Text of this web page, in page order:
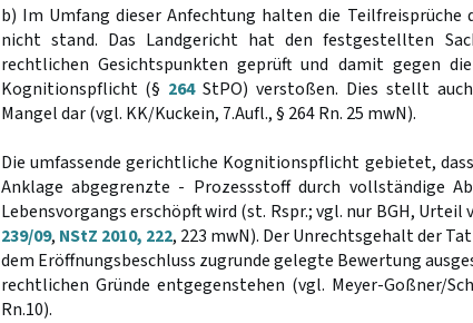
b) Im Umfang dieser Anfechtung halten die Teilfreisprüche
nicht stand. Das Landgericht hat den festgestellten
rechtlichen Gesichtspunkten geprüft und damit gegen
Kognitionspflicht (§ 264StPO) verstoßen. Dies stellt
Mangel dar (vgl. KK/Kuckein, 7.Aufl., § 264 Rn. 25 mwN).
Die umfassende gerichtliche Kognitionspflicht gebietet,
Anklage abgegrenzte - Prozessstoff durch vollständige
Lebensvorgangs erschöpft wird (st. Rspr.; vgl. nur BGH, Urteil
239/09, NStZ 2010, 222, 223 mwN). Der Unrechtsgehalt der
dem Eröffnungsbeschluss zugrunde gelegte Bewertung
rechtlichen Gründe entgegenstehen (vgl. Meyer-Goßner/
Rn.10).